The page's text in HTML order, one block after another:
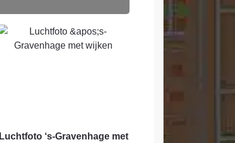
Luchtfoto ‘s-Gravenhage met